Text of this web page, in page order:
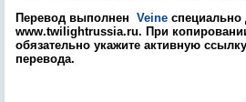
Перевод выполнен Veine специально
www.twilightrussia.ru. При
обязательно укажите активную
перевода.